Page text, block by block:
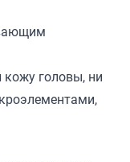
головы, ни